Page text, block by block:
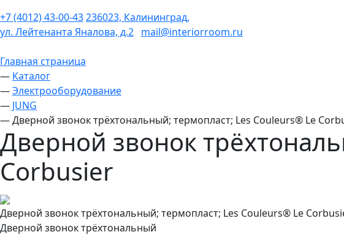
+7 (4012) 43-00-43236023, Калининград,
ул. Лейтенанта Яналова, д.2 mail@interiorroom.ru
Главная страница
— Каталог
—Электрооборудование
— JUNG
—Дверной звонок трёхтональный; термопласт; Les Couleurs® Le
Дверной звонок
Corbusier
Дверной звонок трёхтональный; термопласт; Les Couleurs® Le
Дверной звонок трёхтональный